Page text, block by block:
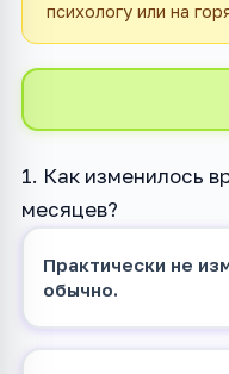
психологу или на
1. Как изменилось
месяцев?
Практически не
обычно.